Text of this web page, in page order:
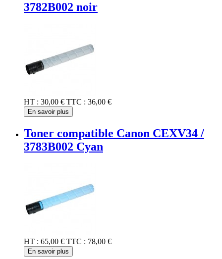
3782B002 noir
HT : 30,00 € TTC : 36,00 €
En savoir plus
Toner compatible Canon CEXV34 /
3783B002 Cyan
HT : 65,00 € TTC : 78,00 €
En savoir plus